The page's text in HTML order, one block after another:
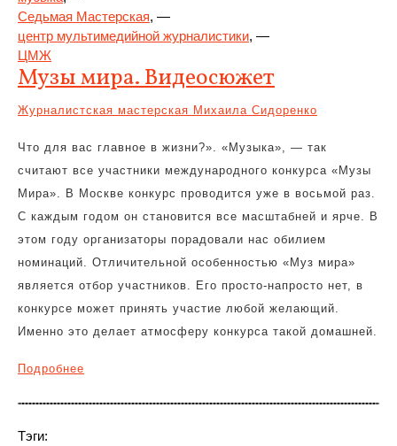
Седьмая Мастерская, —
центр мультимедийной журналистики, —
ЦМЖ
Музы мира. Видеосюжет
Журналистская мастерская Михаила Сидоренко
Что для вас главное в жизни?». «Музыка», — так
считают все участники международного конкурса «Музы
Мира». В Москве конкурс проводится уже в восьмой раз.
С каждым годом он становится все масштабней и ярче. В
этом году организаторы порадовали нас обилием
номинаций. Отличительной особенностью «Муз мира»
является отбор участников. Его просто-напросто нет, в
конкурсе может принять участие любой желающий.
Именно это делает атмосферу конкурса такой домашней.
Подробнее
Тэги: